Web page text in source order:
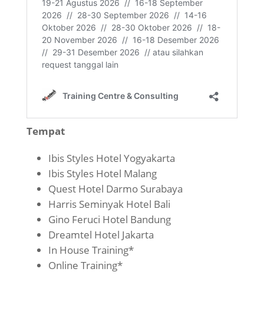
Tempat
Ibis Styles Hotel Yogyakarta
Ibis Styles Hotel Malang
Quest Hotel Darmo Surabaya
Harris Seminyak Hotel Bali
Gino Feruci Hotel Bandung
Dreamtel Hotel Jakarta
In House Training*
Online Training*